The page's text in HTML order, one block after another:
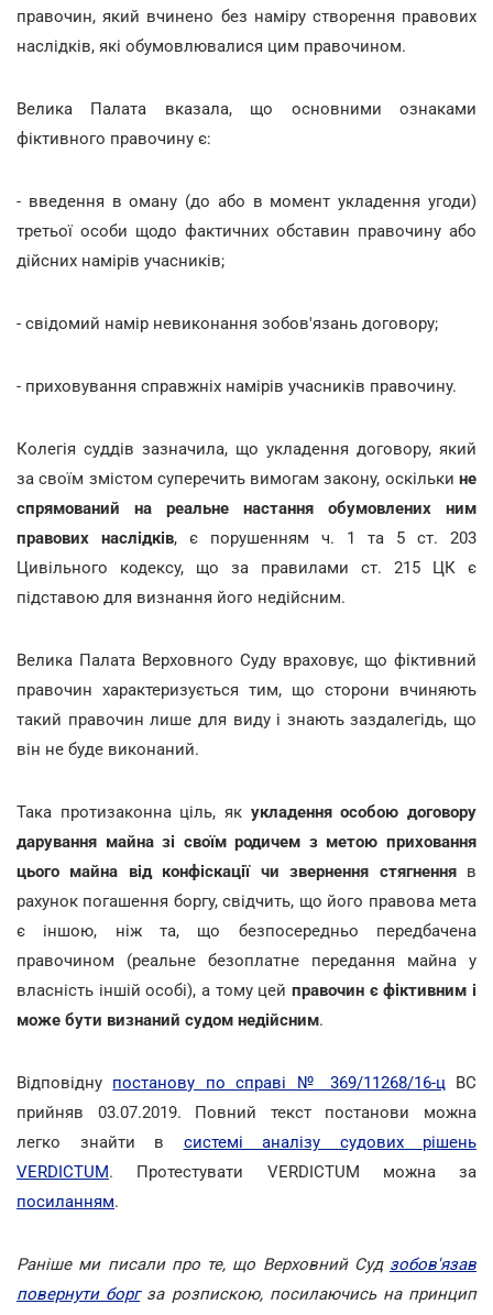
правочин, який вчинено без наміру створення правових
наслідків, які обумовлювалися цим правочином.
Велика Палата вказала, що основними ознаками
фіктивного правочину є:
- введення в оману (до або в момент укладення угоди)
третьої особи щодо фактичних обставин правочину або
дійсних намірів учасників;
- свідомий намір невиконання зобов'язань договору;
- приховування справжніх намірів учасників правочину.
Колегія суддів зазначила, що укладення договору, який
за своїм змістом суперечить вимогам закону, оскільки не
спрямований на реальне настання обумовлених ним
правових наслідків, є порушенням ч. 1 та 5 ст. 203
Цивільного кодексу, що за правилами ст. 215 ЦК є
підставою для визнання його недійсним.
Велика Палата Верховного Суду враховує, що фіктивний
правочин характеризується тим, що сторони вчиняють
такий правочин лише для виду і знають заздалегідь, що
він не буде виконаний.
Така протизаконна ціль, як укладення особою договору
дарування майна зі своїм родичем з метою приховання
цього майна від конфіскації чи звернення стягненняв
рахунок погашення боргу, свідчить, що його правова мета
є іншою, ніж та, що безпосередньо передбачена
правочином (реальне безоплатне передання майна у
власність іншій особі), а тому цей правочин є фіктивним і
може бути визнаний судом недійсним.
Відповідну постанову по справі № 369/11268/16-цВС
прийняв 03.07.2019. Повний текст постанови можна
легко знайти в системі аналізу судових рішень
VERDICTUM. Протестувати VERDICTUM можна за
посиланням.
Раніше ми писали про те, що Верховний Суд зобов'язав
повернути боргза розпискою, посилаючись на принцип